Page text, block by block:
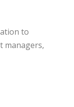
to
managers,